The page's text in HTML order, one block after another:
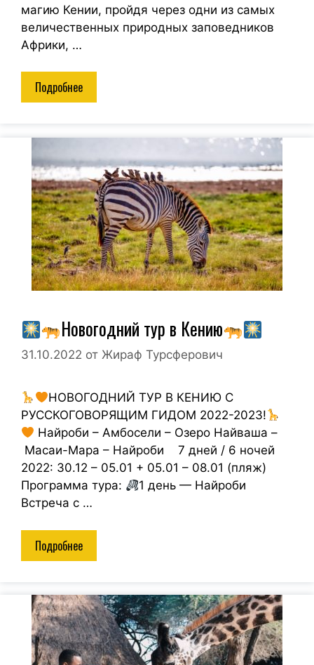
магию Кении, пройдя через одни из самых
величественных природных заповедников
Африки, …
Подробнее
Новогодний тур в Кению
31.10.2022 от Жираф Турсферович
НОВОГОДНИЙ ТУР В КЕНИЮ С
РУССКОГОВОРЯЩИМ ГИДОМ 2022-2023!
Найроби – Амбосели – Озеро Найваша –
Масаи-Мара – Найроби 7 дней / 6 ночей
2022: 30.12 – 05.01 + 05.01 – 08.01 (пляж)
Программа тура:
1 день — Найроби
Встреча с …
Подробнее